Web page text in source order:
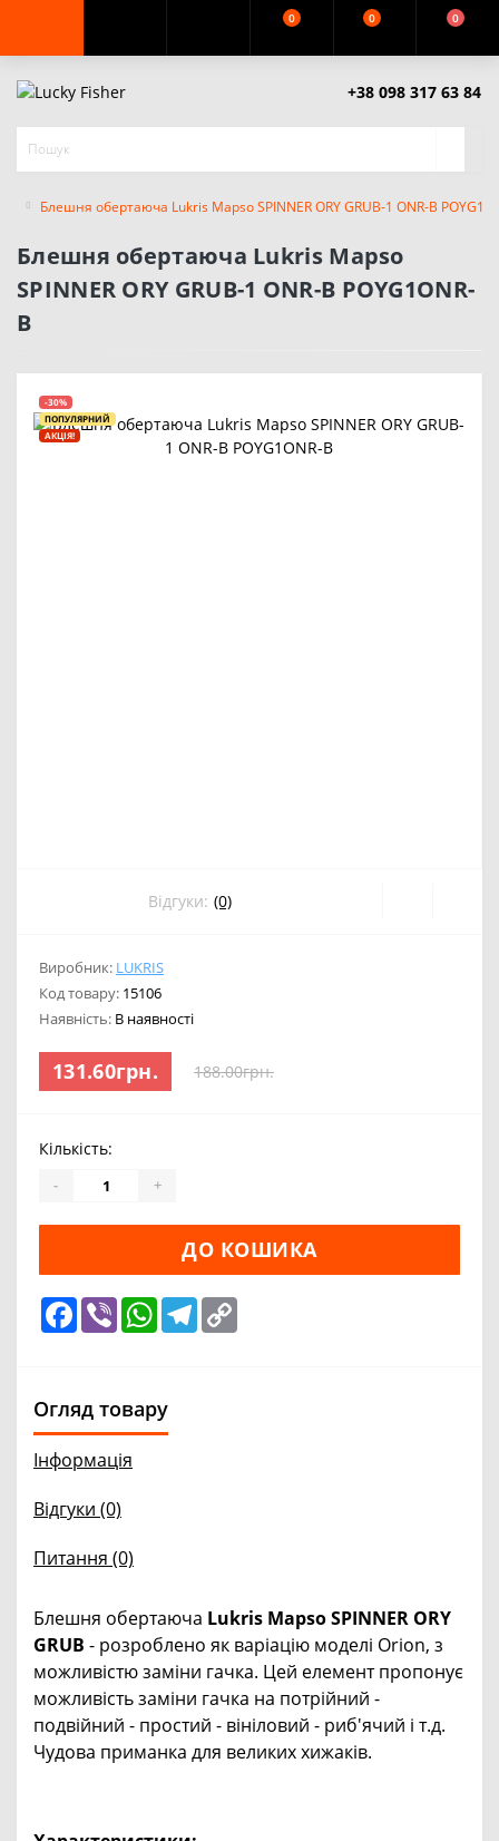
0 0 0
+38 098 317 63 84
Блешня обертаюча Lukris Mapso SPINNER ORY GRUB-1 ONR-B
Блешня обертаюча Lukris Mapso
SPINNER ORY GRUB-1 ONR-B POYG1ONR-
B
-30%
ПОПУЛЯРНИЙ
АКЦІЯ!
Відгуки: (0)
Виробник: LUKRIS
Код товару: 15106
Наявність: В наявності
131.60грн. 188.00грн.
Кількість:
- +
ДО КОШИКА
Facebook
Viber WhatsApp
Telegram
Огляд товару
Інформація
Відгуки (0)
Питання (0)
Блешня обертаюча Lukris Mapso SPINNER ORY
GRUB - розроблено як варіацію моделі Orion, з
можливістю заміни гачка. Цей елемент пропонує
можливість заміни гачка на потрійний -
подвійний - простий - вініловий - риб'ячий і т.д.
Чудова приманка для великих хижаків.